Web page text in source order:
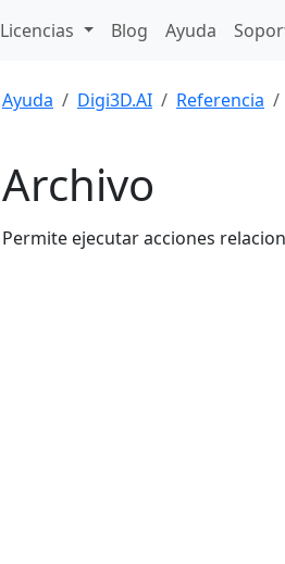
Licencias Blog Ayuda
Ayuda Digi3D.AI Referencia
Archivo
Permite ejecutar acciones